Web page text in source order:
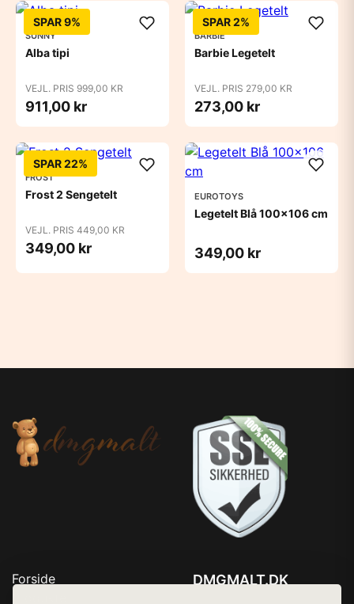
SPAR 9%
SUNNY
Alba tipi
VEJL. PRIS 999,00 KR
911,00 kr
SPAR 2%
BARBIE
Barbie Legetelt
VEJL. PRIS 279,00 KR
273,00 kr
SPAR 22%
FROST
Frost 2 Sengetelt
VEJL. PRIS 449,00 KR
349,00 kr
EUROTOYS
Legetelt Blå 100x106 cm
349,00 kr
Forside
DMGMALT.DK